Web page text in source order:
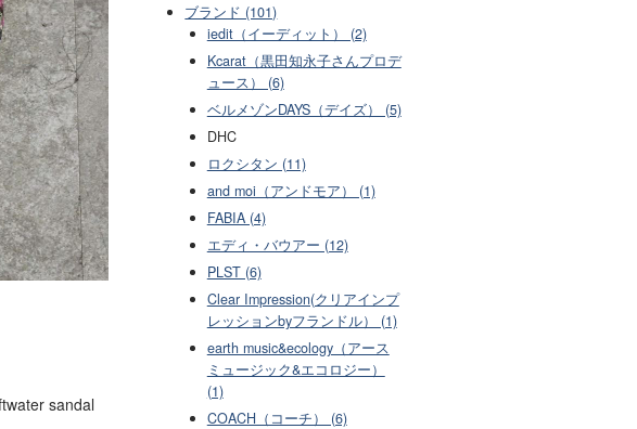
sandal
ブランド (101)
iedit（イーディット） (2)
Kcarat（黒田知永子さんプロデ
ュース） (6)
ベルメゾンDAYS（デイズ） (5)
DHC
ロクシタン (11)
and moi（アンドモア） (1)
FABIA (4)
エディ・バウアー (12)
PLST (6)
Clear Impression(クリアインプ
レッションbyフランドル） (1)
earth music&ecology（アース
ミュージック&エコロジー）
(1)
COACH（コーチ） (6)